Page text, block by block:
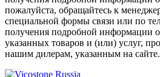
пожалуйста, обращайтесь к
специальной формы связи или по
получения подробной информации
указанных товаров и (или) услуг,
нашим дилерам, указанным на сайте.